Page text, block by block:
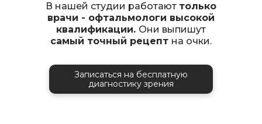
В нашей студии работают только
врачи - офтальмологи высокой
квалификации. Они выпишут
самый точный рецепт на очки.
Записаться на бесплатную
диагностику зрения